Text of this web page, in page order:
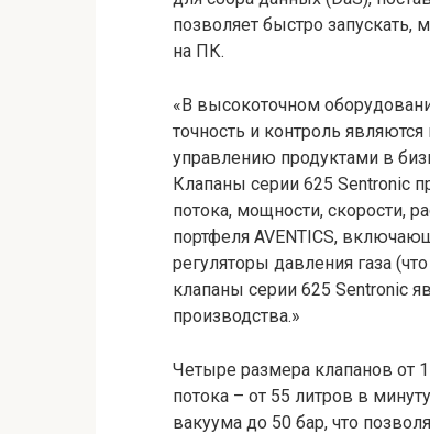
позволяет быстро запускать,
на ПК.
«В высокоточном
точность и контроль
управлению продуктами в
Клапаны серии 625 Sentronic
потока, мощности, скорости,
портфеля AVENTICS,
регуляторы давления газа
клапаны серии 625 Sentronic
производства.»
Четыре размера клапанов от
потока – от 55 литров в
вакуума до 50 бар, что